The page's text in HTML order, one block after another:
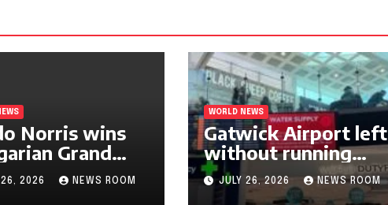
Norris wins
Grand
first F1
in 2026​​
26, 2026 NEWS ROOM
WORLD NEWS
Gatwick Airport left
without running
water after major
outage​​
JULY 26, 2026 NEWS ROOM